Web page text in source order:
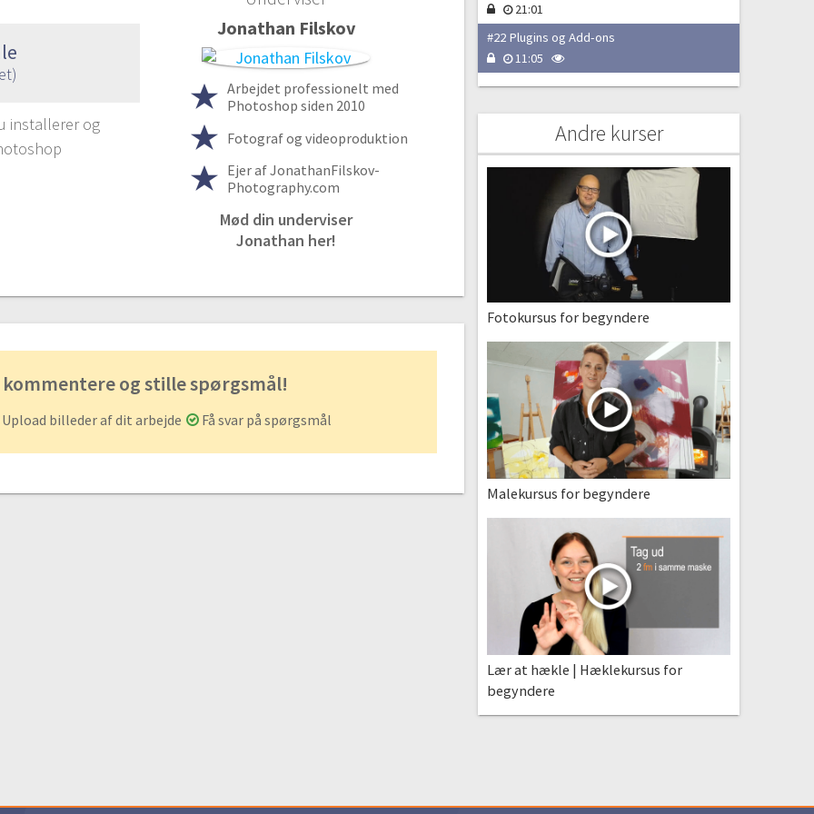
installerer og
Jonathan Filskov
Arbejdet professionelt med
Photoshop siden 2010
Fotograf og videoproduktion
Ejer af JonathanFilskov-
Photography.com
Mød din underviser
Jonathan her!
21:01
#22 Plugins og Add-ons
11:05
Andre kurser
Fotokursus for begyndere
Malekursus for begyndere
Lær at hækle | Hæklekursus for
begyndere
og stille spørgsmål!
Upload billeder af dit arbejde Få svar på spørgsmål